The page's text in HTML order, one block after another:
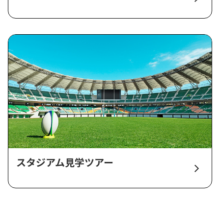
スタジアム見学ツアー